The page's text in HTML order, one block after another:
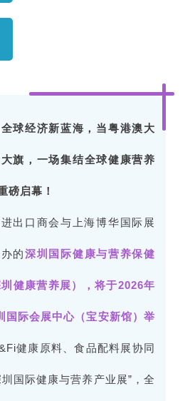
球经济新蓝海， 当粤港澳大
旗， 一场集结全球健康营养
磅启幕！
出口商会与上海博华国际展
的深圳国际健康与营养保健
健康营养展），将于2026年
国际会展中心（宝安新馆）举
健康原料、食品配料展协同
国际健康与营养产业展”，全